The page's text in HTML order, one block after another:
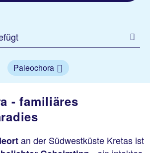
Paleochora
- familiäres
an der Südwestküste Kretas ist